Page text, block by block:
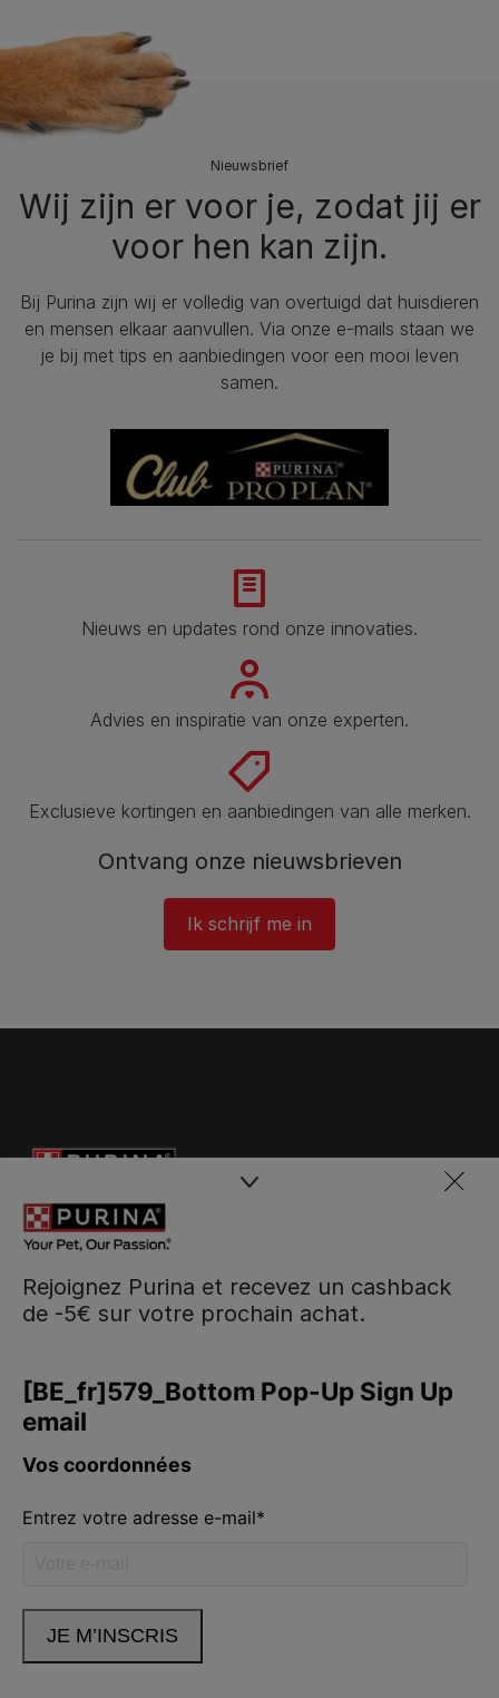
Nieuwsbrief
Wij zijn er voor je, zodat jij er
voor hen kan zijn.
Bij Purina zijn wij er volledig van overtuigd dat huisdieren
en mensen elkaar aanvullen. Via onze e-mails staan we
je bij met tips en aanbiedingen voor een mooi leven
samen.
Nieuws en updates rond onze innovaties.
Advies en inspiratie van onze experten.
Exclusieve kortingen en aanbiedingen van alle merken.
Ontvang onze nieuwsbrieven
Ik schrijf me in
Rejoignez Purina et recevez un cashback
de -5€ sur votre prochain achat.
Neem contact met ons op